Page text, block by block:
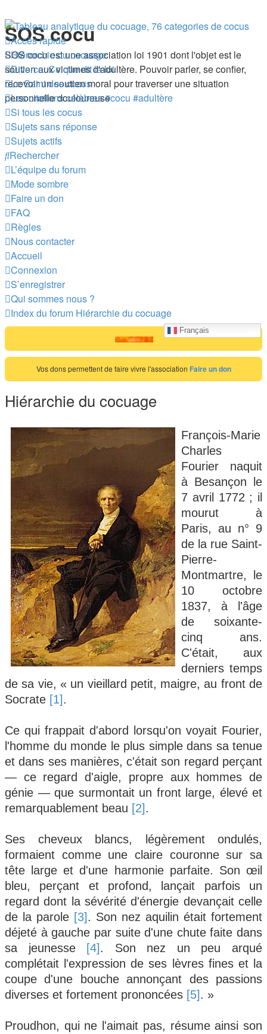
SOS cocu
SOS cocu est une association loi 1901 dont l'objet est le
soutien aux victimes d'adultère. Pouvoir parler, se confier,
recevoir un soutien moral pour traverser une situation
personnelle douloureuse
Accès rapide
Hiérarchie du cocuage
Divorce: Ce que dit la loi
Le Saint des cocus
Les citations célèbres #cocu #adultère
Si tous les cocus
Sujets sans réponse
Sujets actifs
Rechercher
L’équipe du forum
Mode sombre
Faire un don
FAQ
Règles
Nous contacter
Accueil
Connexion
S’enregistrer
Qui sommes nous ?
Index du forum Hiérarchie du cocuage
Français
avancée
Vos dons permettent de faire vivre l'association Faire un don
Hiérarchie du cocuage
François-Marie
Charles
Fourier naquit
à Besançon le
7 avril 1772 ; il
mourut à
Paris, au n° 9
de la rue Saint-
Pierre-
Montmartre, le
10 octobre
1837, à l'âge
de soixante-
cinq ans.
C'était, aux
derniers temps
de sa vie, « un vieillard petit, maigre, au front de
Socrate [1].
Ce qui frappait d'abord lorsqu'on voyait Fourier,
l'homme du monde le plus simple dans sa tenue
et dans ses manières, c'était son regard perçant
— ce regard d'aigle, propre aux hommes de
génie — que surmontait un front large, élevé et
remarquablement beau [2].
Ses cheveux blancs, légèrement ondulés,
formaient comme une claire couronne sur sa
tête large et d'une harmonie parfaite. Son œil
bleu, perçant et profond, lançait parfois un
regard dont la sévérité d'énergie devançait celle
de la parole [3]. Son nez aquilin était fortement
déjeté à gauche par suite d'une chute faite dans
sa jeunesse
[4]. Son nez un peu arqué
complétait l'expression de ses lèvres fines et la
coupe d'une bouche annonçant des passions
diverses et fortement prononcées [5]. »
Proudhon, qui ne l'aimait pas, résume ainsi son